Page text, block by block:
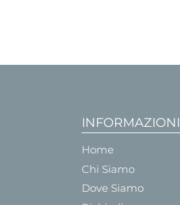
INFORMAZIONI
Home
Chi Siamo
Dove Siamo